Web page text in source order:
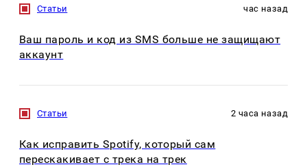
Статьи час назад
Ваш пароль и код из SMS больше не защищают
аккаунт
Статьи 2 часа назад
Как исправить Spotify, который сам
перескакивает с трека на трек